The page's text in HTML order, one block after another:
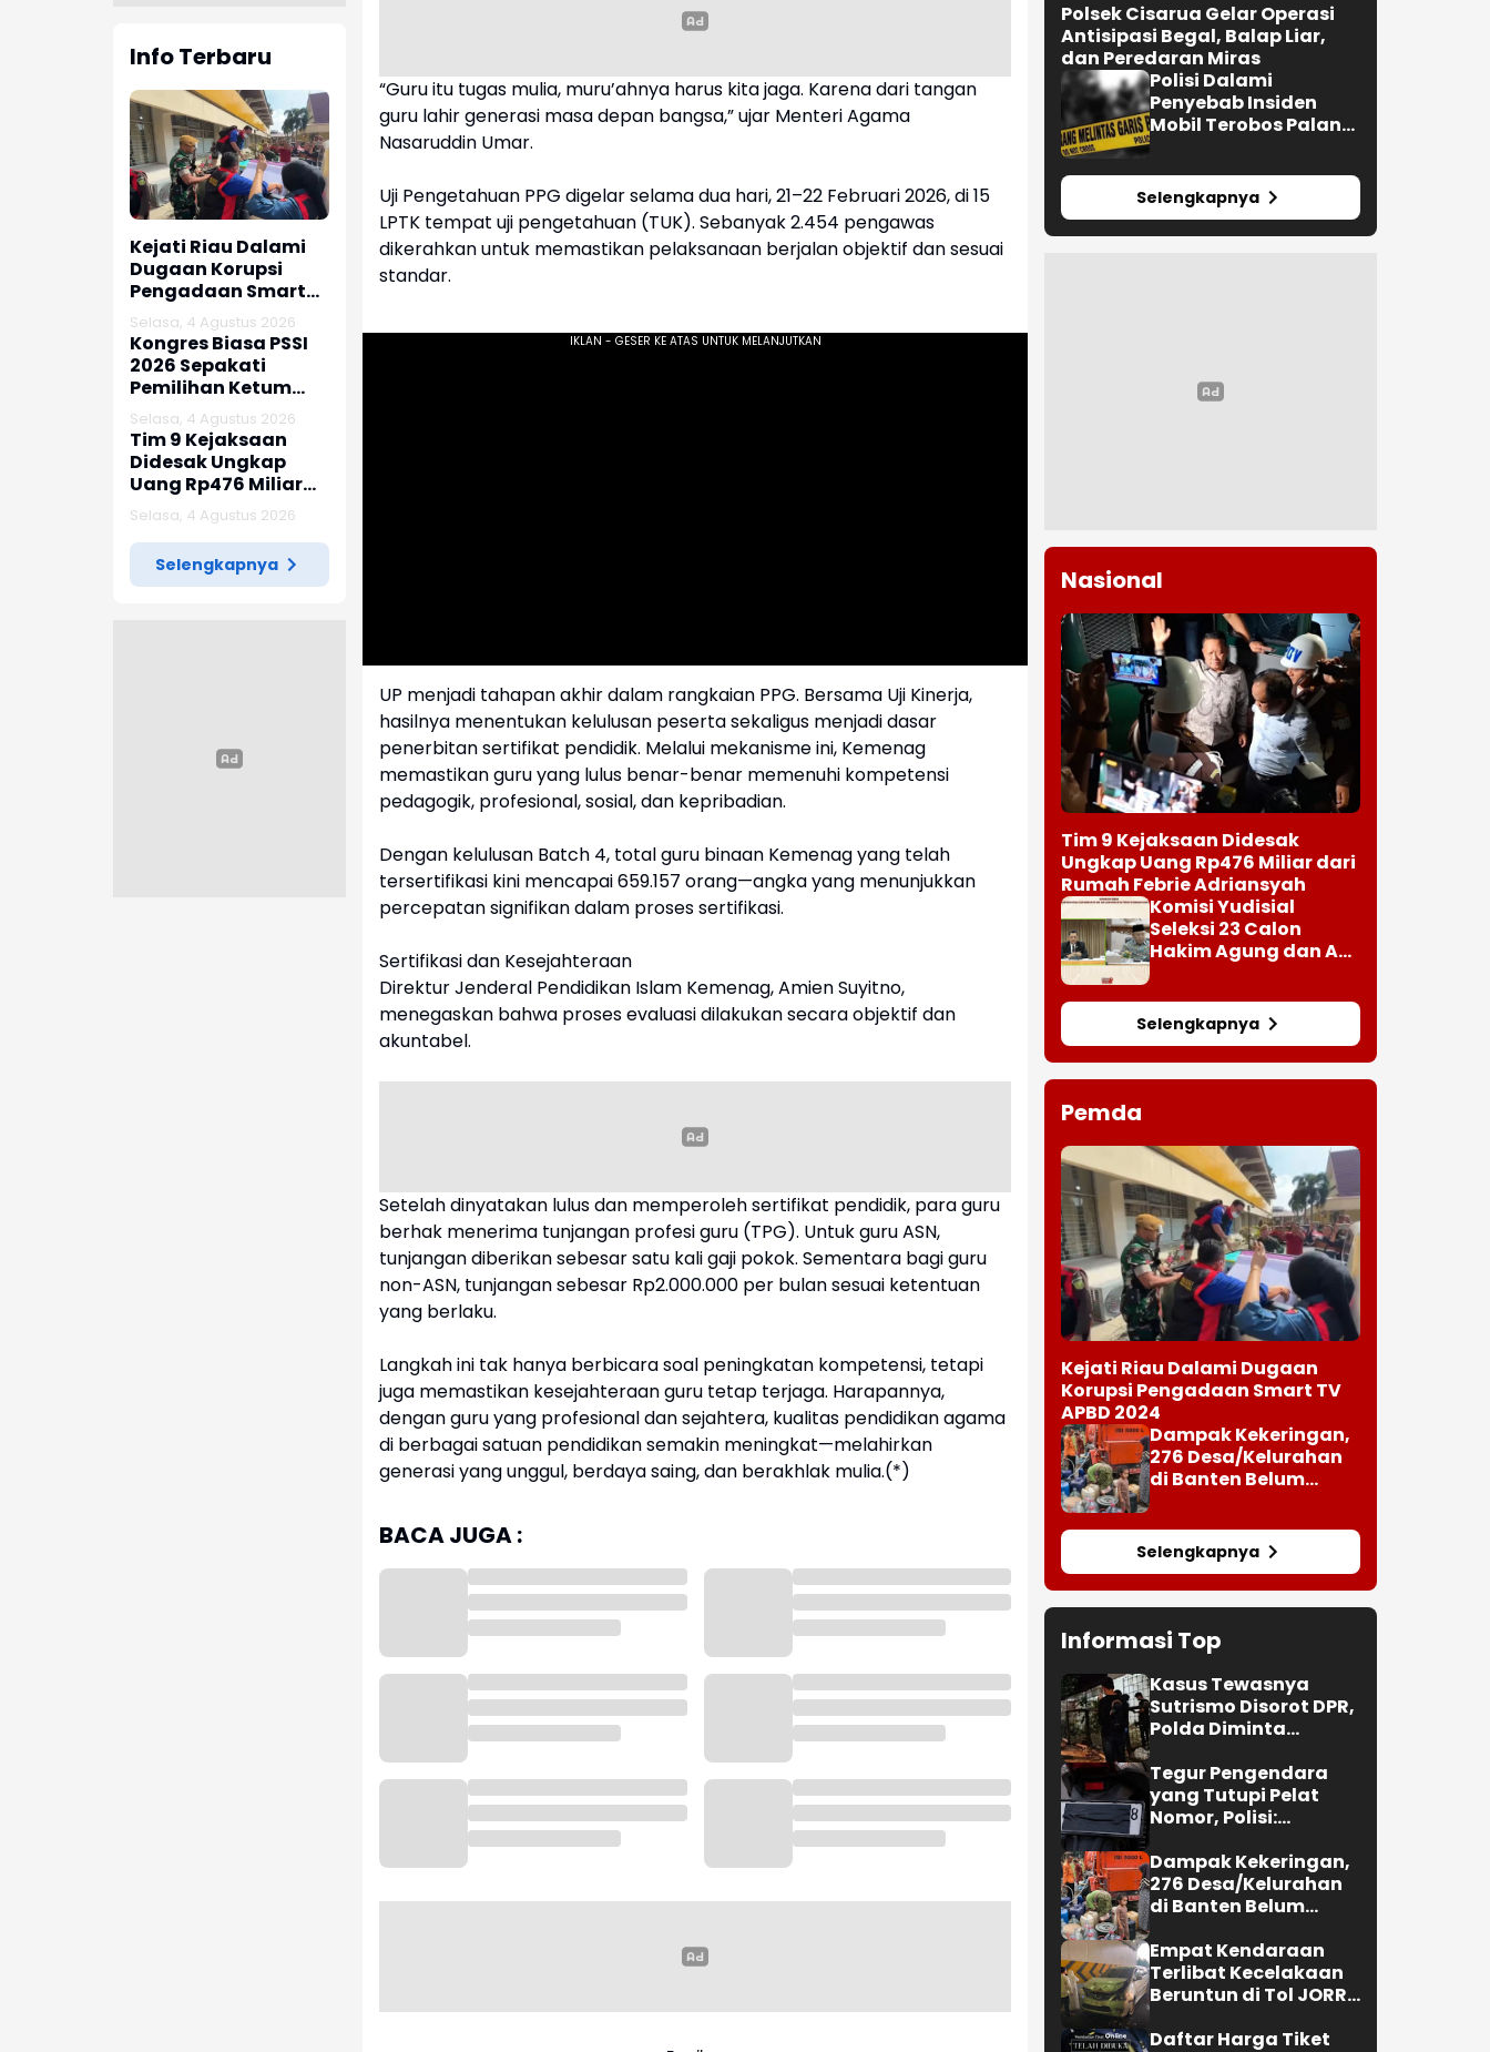
Info Terbaru
Kejati Riau Dalami
Dugaan Korupsi
Pengadaan Smart
TV APBD 2024
Selasa, 4 Agustus 2026
Kongres Biasa PSSI
2026 Sepakati
Pemilihan Ketum
Digelar Juli 2027
Selasa, 4 Agustus 2026
Tim 9 Kejaksaan
Didesak Ungkap
Uang Rp476 Miliar
dari Rumah Febrie
Adriansyah
Selasa, 4 Agustus 2026
Selengkapnya
“Guru itu tugas mulia, muru’ahnya harus kita jaga. Karena dari tangan
guru lahir generasi masa depan bangsa,” ujar Menteri Agama
Nasaruddin Umar.
Uji Pengetahuan PPG digelar selama dua hari, 21–22 Februari 2026, di 15
LPTK tempat uji pengetahuan (TUK). Sebanyak 2.454 pengawas
dikerahkan untuk memastikan pelaksanaan berjalan objektif dan sesuai
standar.
UP menjadi tahapan akhir dalam rangkaian PPG. Bersama Uji Kinerja,
hasilnya menentukan kelulusan peserta sekaligus menjadi dasar
penerbitan sertifikat pendidik. Melalui mekanisme ini, Kemenag
memastikan guru yang lulus benar-benar memenuhi kompetensi
pedagogik, profesional, sosial, dan kepribadian.
Dengan kelulusan Batch 4, total guru binaan Kemenag yang telah
tersertifikasi kini mencapai 659.157 orang—angka yang menunjukkan
percepatan signifikan dalam proses sertifikasi.
Sertifikasi dan Kesejahteraan
Direktur Jenderal Pendidikan Islam Kemenag, Amien Suyitno,
menegaskan bahwa proses evaluasi dilakukan secara objektif dan
akuntabel.
Setelah dinyatakan lulus dan memperoleh sertifikat pendidik, para guru
berhak menerima tunjangan profesi guru (TPG). Untuk guru ASN,
tunjangan diberikan sebesar satu kali gaji pokok. Sementara bagi guru
non-ASN, tunjangan sebesar Rp2.000.000 per bulan sesuai ketentuan
yang berlaku.
Langkah ini tak hanya berbicara soal peningkatan kompetensi, tetapi
juga memastikan kesejahteraan guru tetap terjaga. Harapannya,
dengan guru yang profesional dan sejahtera, kualitas pendidikan agama
di berbagai satuan pendidikan semakin meningkat—melahirkan
generasi yang unggul, berdaya saing, dan berakhlak mulia.(*)
BACA JUGA :
Polsek Cisarua Gelar Operasi
Antisipasi Begal, Balap Liar,
dan Peredaran Miras
Polisi Dalami
Penyebab Insiden
Mobil Terobos Palang
Bandung
Selengkapnya
Nasional
Tim 9 Kejaksaan Didesak
Ungkap Uang Rp476 Miliar dari
Rumah Febrie Adriansyah
Komisi Yudisial
Seleksi 23 Calon
Hakim Agung dan Ad
Selengkapnya
Pemda
Kejati Riau Dalami Dugaan
Korupsi Pengadaan Smart TV
APBD 2024
Dampak Kekeringan,
276 Desa/Kelurahan
di Banten Belum
Selengkapnya
Informasi Top
Kasus Tewasnya
Sutrismo Disorot DPR,
Polda Diminta
Profesional
Tegur Pengendara
yang Tutupi Pelat
Nomor, Polisi:
Diperketat!
Dampak Kekeringan,
276 Desa/Kelurahan
di Banten Belum
Empat Kendaraan
Terlibat Kecelakaan
Beruntun di Tol JORR
Korban
Daftar Harga Tiket